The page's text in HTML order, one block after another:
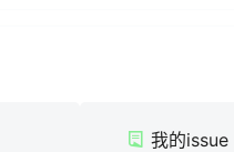
我的issue